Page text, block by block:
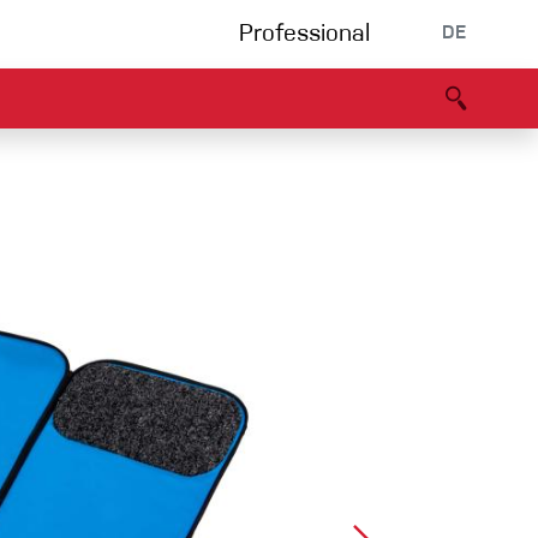
Professional DE
Multipitch/tradclimb